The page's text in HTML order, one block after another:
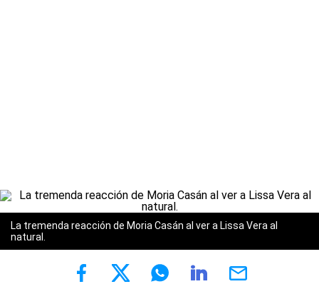
La tremenda reacción de Moria Casán al ver a Lissa Vera al
natural.